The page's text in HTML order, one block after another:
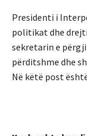
Presidenti i
politikat dhe
sekretarin e
përditshme dhe
Në këtë post